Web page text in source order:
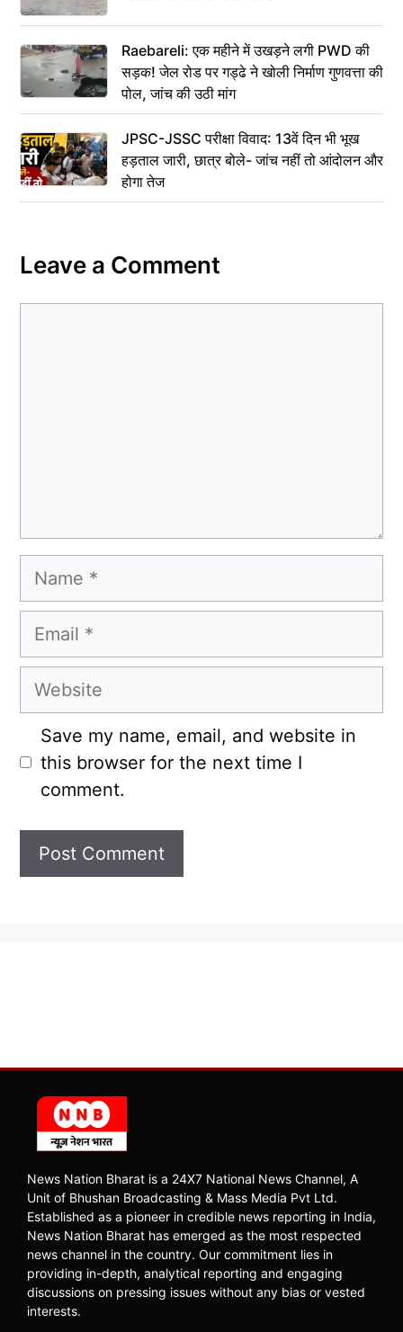
Raebareli: एक महीने में उखड़ने लगी PWD की
सड़क! जेल रोड पर गड्ढे ने खोली निर्माण गुणवत्ता की
पोल, जांच की उठी मांग
JPSC-JSSC परीक्षा विवाद: 13वें दिन भी भूख
हड़ताल जारी, छात्र बोले- जांच नहीं तो आंदोलन और
होगा तेज
Leave a Comment
Name
Email
Website
Save my name, email, and website in
this browser for the next time I
comment.
News Nation Bharat is a 24X7 National News Channel, A
Unit of Bhushan Broadcasting & Mass Media Pvt Ltd.
Established as a pioneer in credible news reporting in India,
News Nation Bharat has emerged as the most respected
news channel in the country. Our commitment lies in
providing in-depth, analytical reporting and engaging
discussions on pressing issues without any bias or vested
interests.